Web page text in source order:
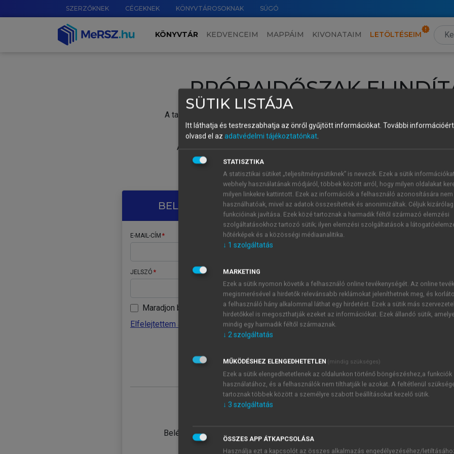
SZERZŐKNEK CÉGEKNEK KÖNYVTÁROSOKNAK SÚGÓ
KÖNYVTÁR KEDVENCEIM MAPPÁIM KIVONATAIM LETÖLTÉSEIM
PRÓBAIDŐSZAK
A tartalom megtekintéséhez lépj be a saját fiókoddal, iskolai azonosítóddal vagy
Új felhasználóként1 óra díjmentes hozzáférésrevagy
A próbaidőszak elindításához,
vagy hozz
A regisztráció után a
BELÉPÉS SAJÁT FIÓKKAL
E-MAIL-CÍM
JELSZÓ
Maradjon belépve
Elfelejtettem a jelszavamat
Belépés intézményi azonosítóval
ÚJ FIÓK
1 óra
JELSZÓ
Kérek értesítést a MeRSZ
Kérek értesítést az
SÜTIK LISTÁJA
Itt láthatja és testreszabhatja az önről gyűjtött információkat. További
olvasd el az adatvédelmi tájékoztatónkat.
STATISZTIKA
A statisztikai sütiket „teljesítménysütiknek” is nevezik. Ezek a sütik
webhely használatának módjáról, többek között arról, hogy milyen oldalakat
milyen linkekre kattintott. Ezek az információk a felhasználó azonosítására nem
használhatóak, mivel az adatok összesítettek és anonimizáltak. Céljuk
funkcióinak javítása. Ezek közé tartoznak a harmadik féltől származó elemzési
szolgáltatásokhoz tartozó sütik; ilyen elemzési szolgáltatások a
hőtérképek és a közösségi médiaanalitika.
↓ 1 szolgáltatás
MARKETING
Ezek a sütik nyomon követik a felhasználó online tevékenységét. Az online
megismerésével a hirdetők relevánsabb reklámokat jeleníthetnek meg, és
a felhasználó hány alkalommal láthat egy hirdetést. Ezek a sütik más
hirdetőkkel is megoszthatják ezeket az információkat. Ezek állandó sütik,
mindig egy harmadik féltől származnak.
↓ 2szolgáltatás
MŰKÖDÉSHEZ ELENGEDHETETLEN (mindig szükséges)
Ezek a sütik elengedhetetlenek az oldalunkon történő böngészéshez,a funkciók
használatához, és a felhasználók nem tilthatják le azokat. A feltétlenül
tartoznak többek között a személyre szabott beállításokat kezelő sütik.
↓ 3 szolgáltatás
ÖSSZES APP ÁTKAPCSOLÁSA
Használja ezt a kapcsolót az összes alkalmazás engedélyezéséhez/